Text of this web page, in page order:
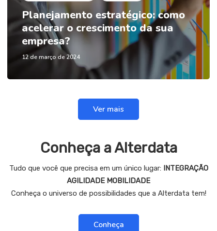
Planejamento estratégico: como
acelerar o crescimento da sua
empresa?
12 de março de 2024
Ver mais
Conheça a Alterdata
Tudo que você que precisa em um único lugar: INTEGRAÇÃO
AGILIDADE MOBILIDADE
Conheça o universo de possibilidades que a Alterdata tem!
Conheça